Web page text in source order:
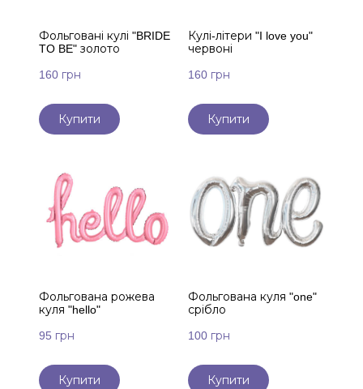
Фольговані кулі "BRIDE
TO BE" золото
160 грн
Купити
Кулі-літери "I love you"
червоні
160 грн
Купити
Фольгована рожева
куля "hello"
95 грн
Купити
Фольгована куля "one"
срібло
100 грн
Купити